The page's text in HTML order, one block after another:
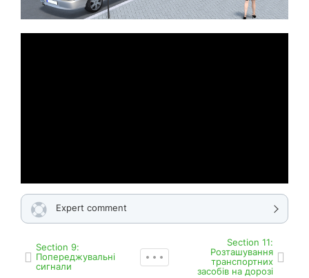
Expert comment
Section 9:
Попереджувальні
сигнали
Section 11:
Розташування
транспортних
засобів на дорозі